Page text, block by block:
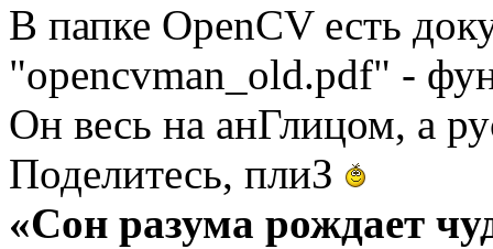
В папке OpenCV есть
"opencvman_old.pdf" -
Он весь на анГлицом, а
Поделитесь, плиЗ
«Сон разума рождает